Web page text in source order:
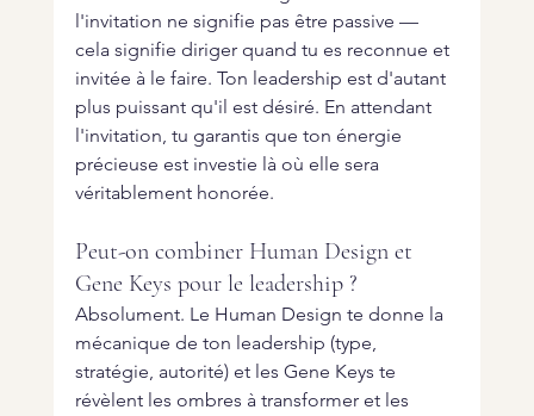
l'invitation ne signifie pas être passive —
cela signifie diriger quand tu es reconnue et
invitée à le faire. Ton leadership est d'autant
plus puissant qu'il est désiré. En attendant
l'invitation, tu garantis que ton énergie
précieuse est investie là où elle sera
véritablement honorée.
Peut-on combiner Human Design et
Gene Keys pour le leadership ?
Absolument. Le Human Design te donne la
mécanique de ton leadership (type,
stratégie, autorité) et les Gene Keys te
révèlent les ombres à transformer et les